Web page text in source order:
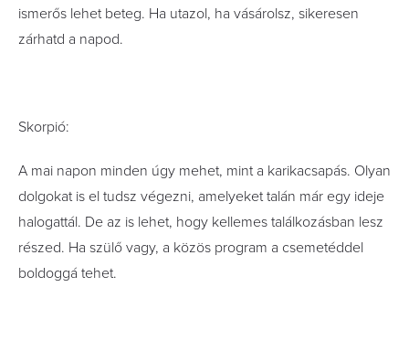
ismerős lehet beteg. Ha utazol, ha vásárolsz, sikeresen
zárhatd a napod.
Skorpió:
A mai napon minden úgy mehet, mint a karikacsapás. Olyan
dolgokat is el tudsz végezni, amelyeket talán már egy ideje
halogattál. De az is lehet, hogy kellemes találkozásban lesz
részed. Ha szülő vagy, a közös program a csemetéddel
boldoggá tehet.